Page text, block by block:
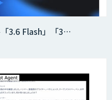
3.6 Flash」「3…